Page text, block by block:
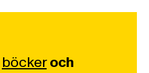
böckeroch